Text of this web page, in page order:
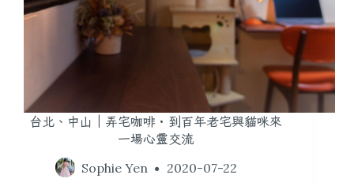
台北、中山｜弄宅咖啡・到百年老宅與貓咪來
一場心靈交流
Sophie Yen
2020-07-22